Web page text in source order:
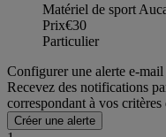
Matériel de sport
Prix€30
Particulier
Configurer une alerte e-mail
Recevez des notifications
correspondant à vos critères
Créer une alerte